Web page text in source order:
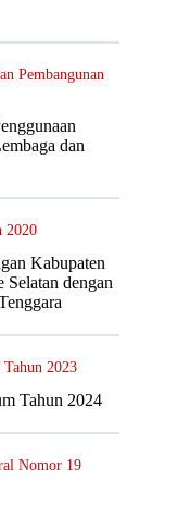
Pembangunan
dan
2020
Kabupaten
dengan
2023
Tahun 2024
Nomor 19